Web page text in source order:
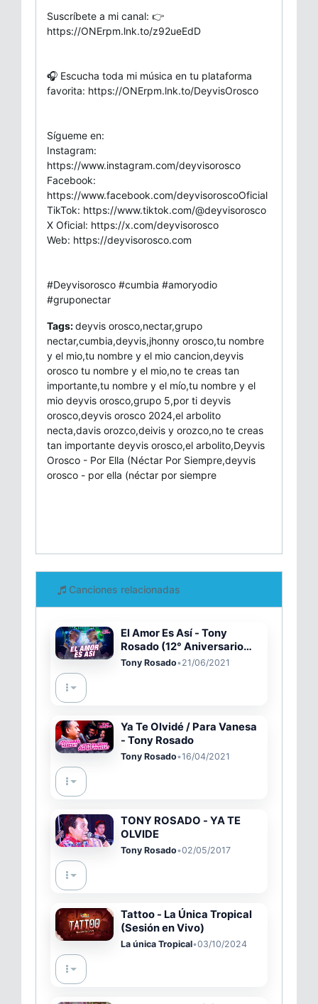
Suscríbete a mi canal: 👉
https://ONErpm.lnk.to/z92ueEdD
🎧 Escucha toda mi música en tu plataforma
favorita: https://ONErpm.lnk.to/DeyvisOrosco
Sígueme en:
Instagram:
https://www.instagram.com/deyvisorosco
Facebook:
https://www.facebook.com/deyvisoroscoOficial
TikTok: https://www.tiktok.com/@deyvisorosco
X Oficial: https://x.com/deyvisorosco
Web: https://deyvisorosco.com
#Deyvisorosco #cumbia #amoryodio
#gruponectar
Tags:deyvis orosco,nectar,grupo
nectar,cumbia,deyvis,jhonny orosco,tu nombre
y el mio,tu nombre y el mio cancion,deyvis
orosco tu nombre y el mio,no te creas tan
importante,tu nombre y el mío,tu nombre y el
mio deyvis orosco,grupo 5,por ti deyvis
orosco,deyvis orosco 2024,el arbolito
necta,davis orozco,deivis y orozco,no te creas
tan importante deyvis orosco,el arbolito,Deyvis
Orosco - Por Ella (Néctar Por Siempre,deyvis
orosco - por ella (néctar por siempre
Canciones relacionadas
El Amor Es Así - Tony
Rosado (12° Aniversario
Radio Karibeña)
Tony Rosado•21/06/2021
Ya Te Olvidé / Para Vanesa
- Tony Rosado
Tony Rosado•16/04/2021
TONY ROSADO - YA TE
OLVIDE
Tony Rosado•02/05/2017
Tattoo - La Única Tropical
(Sesión en Vivo)
La única Tropical•03/10/2024